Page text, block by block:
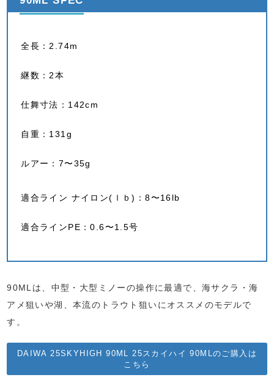
全長：2.74m
継数：2本
仕舞寸法：142cm
自重：131g
ルアー：7〜35g
適合ライン ナイロン(ｌｂ)：8〜16lb
適合ラインPE：0.6〜1.5号
90MLは、中型・大型ミノーの操作に最適で、海サクラ・海
アメ狙いや湖、本流のトラウト狙いにオススメのモデルで
す。
DAIWA 25SKYHIGH 90ML 25スカイハイ 90MLのご購入は
こちら